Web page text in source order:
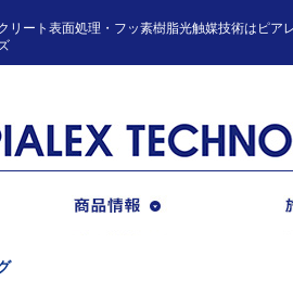
リート表面処理・フッ素樹脂光触媒技術はピア